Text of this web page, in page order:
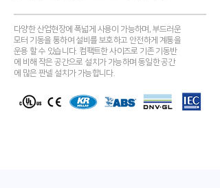
다양한 산업현장에 폭넓게 사용이 가능하며, 부드러운
모터 기동을 통하여 설비를 보호하고 안전하게 계통을
운용 할 수 있습니다. 컴팩트한 사이즈로 기존 기동반
에 비해 작은 공간으로 설치가 가능하며 동일한 공간
에 많은 판넬 설치가 가능합니다.